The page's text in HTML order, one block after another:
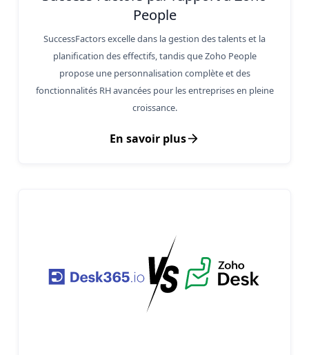
People
SuccessFactors excelle dans la gestion des talents et la
planification des effectifs, tandis que Zoho People
propose une personnalisation complète et des
fonctionnalités RH avancées pour les entreprises en pleine
croissance.
En savoir plus